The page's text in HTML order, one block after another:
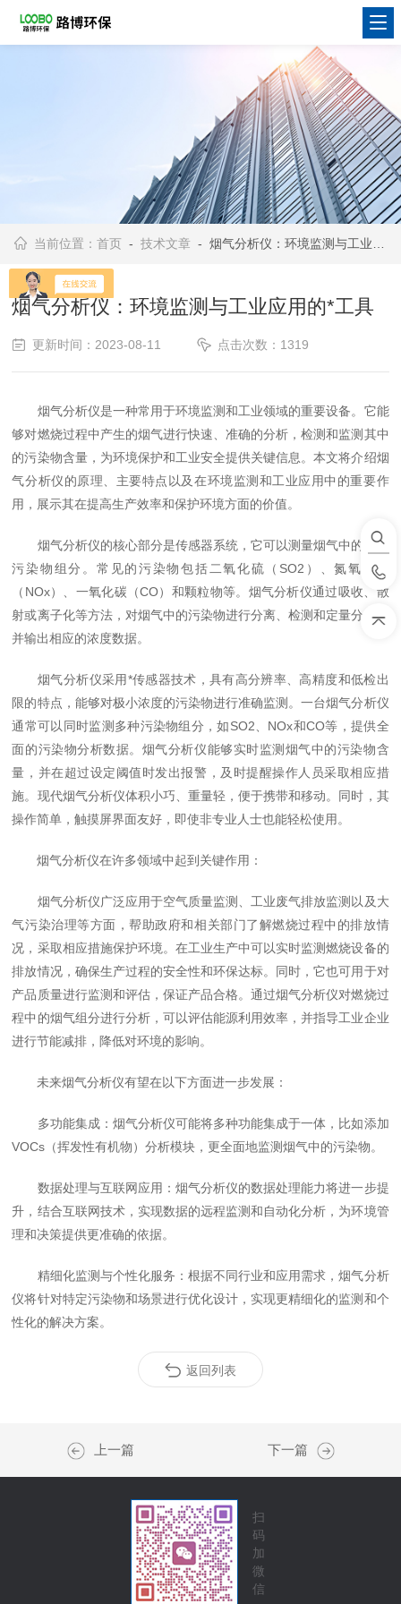
当前位置：首页 -技术文章 - 烟气分析仪：环境监测与工业应用的*工具
烟气分析仪：环境监测与工业应用的*工具
更新时间：2023-08-11 点击次数：1319
烟气分析仪是一种常用于环境监测和工业领域的重要设备。它能
够对燃烧过程中产生的烟气进行快速、准确的分析，检测和监测其中
的污染物含量，为环境保护和工业安全提供关键信息。本文将介绍烟
气分析仪的原理、主要特点以及在环境监测和工业应用中的重要作
用，展示其在提高生产效率和保护环境方面的价值。
烟气分析仪的核心部分是传感器系统，它可以测量烟气中的各种
污染物组分。常见的污染物包括二氧化硫（SO2）、氮氧化物
（NOx）、一氧化碳（CO）和颗粒物等。烟气分析仪通过吸收、散
射或离子化等方法，对烟气中的污染物进行分离、检测和定量分析，
并输出相应的浓度数据。
烟气分析仪采用*传感器技术，具有高分辨率、高精度和低检出
限的特点，能够对极小浓度的污染物进行准确监测。一台烟气分析仪
通常可以同时监测多种污染物组分，如SO2、NOx和CO等，提供全
面的污染物分析数据。烟气分析仪能够实时监测烟气中的污染物含
量，并在超过设定阈值时发出报警，及时提醒操作人员采取相应措
施。现代烟气分析仪体积小巧、重量轻，便于携带和移动。同时，其
操作简单，触摸屏界面友好，即使非专业人士也能轻松使用。
烟气分析仪在许多领域中起到关键作用：
烟气分析仪广泛应用于空气质量监测、工业废气排放监测以及大
气污染治理等方面，帮助政府和相关部门了解燃烧过程中的排放情
况，采取相应措施保护环境。在工业生产中可以实时监测燃烧设备的
排放情况，确保生产过程的安全性和环保达标。同时，它也可用于对
产品质量进行监测和评估，保证产品合格。通过烟气分析仪对燃烧过
程中的烟气组分进行分析，可以评估能源利用效率，并指导工业企业
进行节能减排，降低对环境的影响。
未来烟气分析仪有望在以下方面进一步发展：
多功能集成：烟气分析仪可能将多种功能集成于一体，比如添加
VOCs（挥发性有机物）分析模块，更全面地监测烟气中的污染物。
数据处理与互联网应用：烟气分析仪的数据处理能力将进一步提
升，结合互联网技术，实现数据的远程监测和自动化分析，为环境管
理和决策提供更准确的依据。
精细化监测与个性化服务：根据不同行业和应用需求，烟气分析
仪将针对特定污染物和场景进行优化设计，实现更精细化的监测和个
性化的解决方案。
返回列表
上一篇 下一篇
扫
码
加
微
信